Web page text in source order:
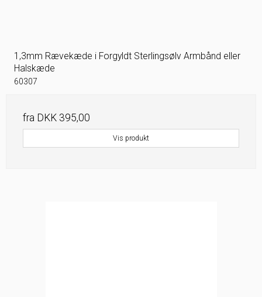
1,3mm Rævekæde i Forgyldt Sterlingsølv Armbånd eller
Halskæde
60307
fra DKK 395,00
Vis produkt